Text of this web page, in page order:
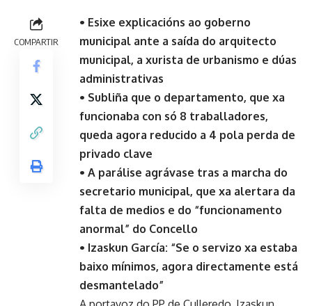
COMPARTIR
• Esixe explicacións ao goberno
municipal ante a saída do arquitecto
municipal, a xurista de urbanismo e dúas
administrativas
• Subliña que o departamento, que xa
funcionaba con só 8 traballadores,
queda agora reducido a 4 pola perda de
privado clave
• A parálise agrávase tras a marcha do
secretario municipal, que xa alertara da
falta de medios e do “funcionamento
anormal” do Concello
• Izaskun García: “Se o servizo xa estaba
baixo mínimos, agora directamente está
desmantelado”